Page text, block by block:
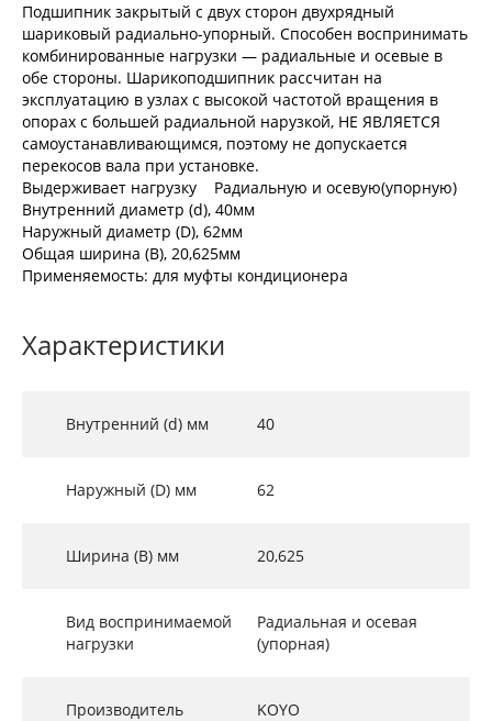
Подшипник закрытый с двух сторон двухрядный
шариковый радиально-упорный. Способен воспринимать
комбинированные нагрузки — радиальные и осевые в
обе стороны. Шарикоподшипник рассчитан на
эксплуатацию в узлах с высокой частотой вращения в
опорах с большей радиальной нарузкой, НЕ ЯВЛЯЕТСЯ
самоустанавливающимся, поэтому не допускается
перекосов вала при установке.
Выдерживает нагрузку Радиальную и осевую(упорную)
Внутренний диаметр (d), 40мм
Наружный диаметр (D), 62мм
Общая ширина (B), 20,625мм
Применяемость: для муфты кондиционера
Характеристики
Внутренний (d) мм 40
Наружный (D) мм 62
Ширина (B) мм 20,625
Вид воспринимаемой
нагрузки
Радиальная и осевая
(упорная)
Производитель KOYO